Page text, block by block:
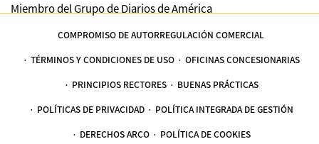
Miembro del Grupo de Diarios de América
COMPROMISO DE AUTORREGULACIÓN COMERCIAL
TÉRMINOS Y CONDICIONES DE USO OFICINAS CONCESIONARIAS
PRINCIPIOS RECTORES BUENAS PRÁCTICAS
POLÍTICAS DE PRIVACIDAD POLÍTICA INTEGRADA DE GESTIÓN
DERECHOS ARCO POLÍTICA DE COOKIES